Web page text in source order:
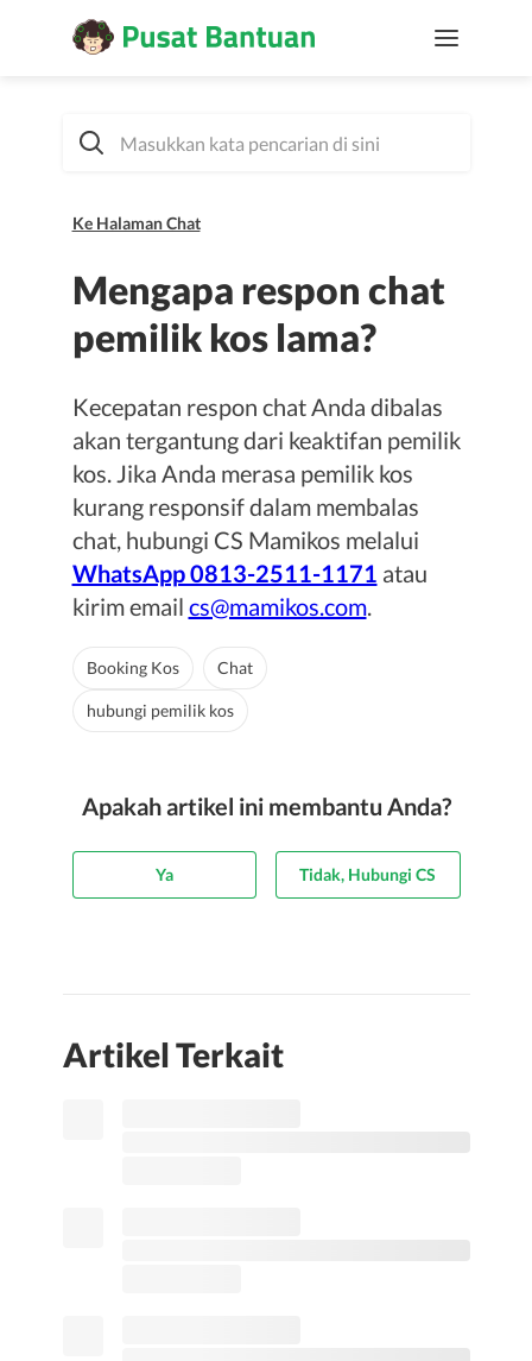
Ke Halaman Chat
Mengapa respon chat
pemilik kos lama?
Kecepatan respon chat Anda dibalas
akan tergantung dari keaktifan pemilik
kos. Jika Anda merasa pemilik kos
kurang responsif dalam membalas
chat, hubungi CS Mamikos melalui
WhatsApp 0813-2511-1171 atau
kirim email cs@mamikos.com.
Booking Kos Chat
hubungi pemilik kos
Apakah artikel ini membantu Anda?
Ya Tidak, Hubungi CS
Artikel Terkait